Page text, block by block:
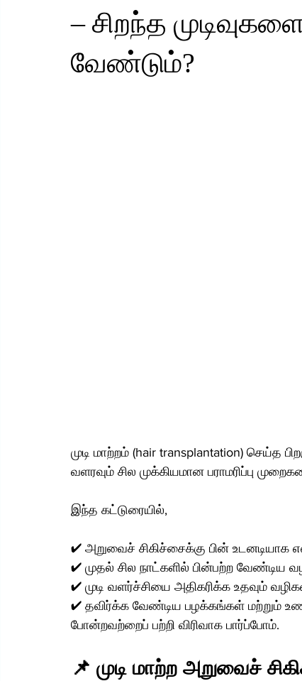
– சிறந்த
வேண்டும்?
முடி மாற்றம் (hair transplantation) செய்த
வளரவும் சில முக்கியமான பராமரிப்பு
இந்த கட்டுரையில்,
✔ அறுவைச் சிகிச்சைக்கு பின்
✔ முதல் சில நாட்களில் பின்பற்ற வேண்டிய
✔ முடி வளர்ச்சியை அதிகரிக்க உதவும்
✔ தவிர்க்க வேண்டிய பழக்கங்கள் மற்றும்
போன்றவற்றைப் பற்றி விரிவாக பார்ப்போம்.
📌 முடி மாற்ற அறுவைச்